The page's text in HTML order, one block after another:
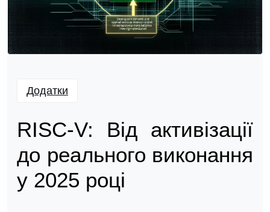
Додатки
RISC-V: Від активізації
до реального виконання
у 2025 році